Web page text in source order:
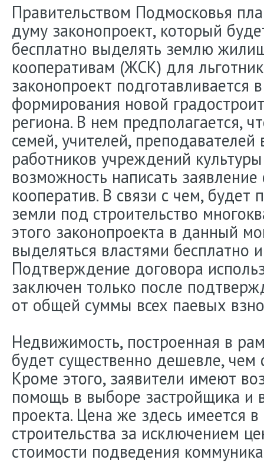
Правительством Подмосковья
думу законопроект, который
бесплатно выделять землю
кооперативам (ЖСК) для
законопроект подготавливается
формирования новой
региона. В нем предполагается,
семей, учителей, преподавателей
работников учреждений
возможность написать
кооператив. В связи с чем, будет
земли под строительство
этого законопроекта в данный
выделяться властями бесплатно
Подтверждение договора
заключен только после
от общей суммы всех паевых
Недвижимость, построенная в
будет существенно дешевле, чем
Кроме этого, заявители имеют
помощь в выборе застройщика и
проекта. Цена же здесь имеется
строительства за исключением
стоимости подведения